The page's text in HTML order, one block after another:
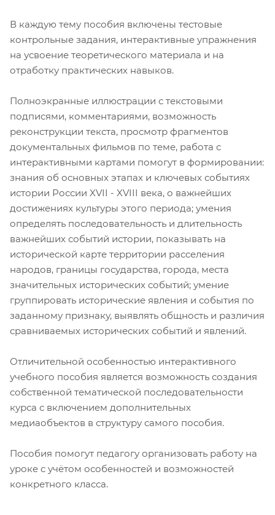
В каждую тему пособия включены тестовые
контрольные задания, интерактивные упражнения
на усвоение теоретического материала и на
отработку практических навыков.
Полноэкранные иллюстрации с текстовыми
подписями, комментариями, возможность
реконструкции текста, просмотр фрагментов
документальных фильмов по теме, работа с
интерактивными картами помогут в формировании:
знания об основных этапах и ключевых событиях
истории России XVII - XVIII века, о важнейших
достижениях культуры этого периода; умения
определять последовательность и длительность
важнейших событий истории, показывать на
исторической карте территории расселения
народов, границы государства, города, места
значительных исторических событий; умение
группировать исторические явления и события по
заданному признаку, выявлять общность и различия
сравниваемых исторических событий и явлений.
Отличительной особенностью интерактивного
учебного пособия является возможность создания
собственной тематической последовательности
курса с включением дополнительных
медиаобъектов в структуру самого пособия.
Пособия помогут педагогу организовать работу на
уроке с учётом особенностей и возможностей
конкретного класса.